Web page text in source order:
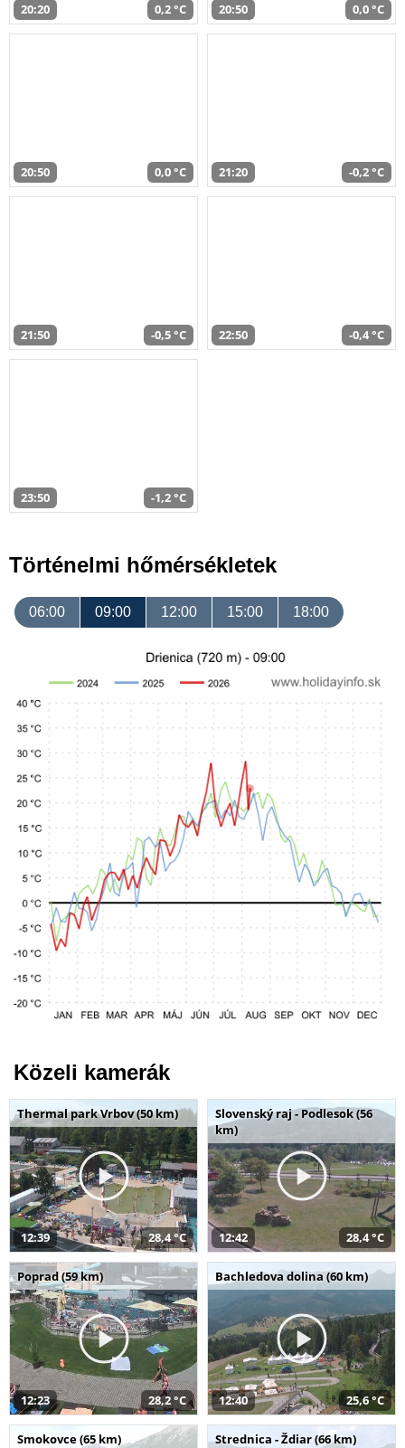
20:20 0,2 °C 20:50 0,0 °C
20:50 0,0 °C 21:20 -0,2 °C
21:50 -0,5 °C 22:50 -0,4 °C
23:50 -1,2 °C
Történelmi hőmérsékletek
06:00 09:00 12:00 15:00 18:00
Közeli kamerák
Thermal park Vrbov (50 km)
12:39 28,4 °C
Slovenský raj - Podlesok (56
km)
12:42 28,4 °C
Poprad (59 km)
12:23 28,2 °C
Bachledova dolina (60 km)
12:40 25,6 °C
Smokovce (65 km) Strednica - Ždiar (66 km)